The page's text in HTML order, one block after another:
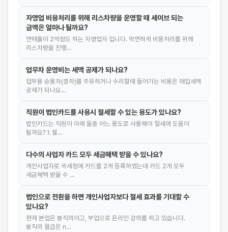
자영업 비용처리를 위해 리스차량을 운영할 때 세이브 되는
금액은 얼마나 될까요?
연매출이 2억정도 하는 자영업자 입니다. 막연하게 비용처리를 위해
리스차량을 진행…
업무차 운영비는 세액 공제가 되나요?
업무용 승용차(경차)를 주유하거나 수리할때 들어가는 비용은 매입세액
공제가 되나요…
직원이 법인카드를 사용시 절세할 수 있는 용도가 있나요?
법인카드는 직원이 아래 둘중 어느 용도로 사용해야 절세에 도움이
될까요? 1. 월…
다수의 사업자 카드 모두 세금혜택 받을 수 있나요?
개인사업자로 국세청에 카드를 2개 등록하였는데 카드 2개 모두
세금혜택 받을 수 …
법인으로 전환을 하면 개인사업자보다 절세 효과를 기대할 수
있나요?
현재 본업은 봉직의이고, 부업으로 온라인 강의를 하고 있습니다.
봉직의 월급은 n…